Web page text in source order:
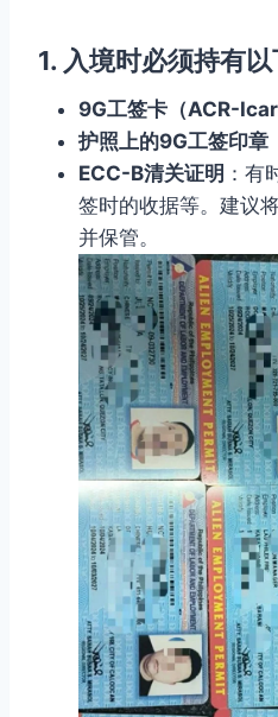
1. 入境时必须持有以
9G工签卡（ACR-
护照上的9G工签印章
ECC-B清关证明 ：有
签时的收据等。建议
并保管。